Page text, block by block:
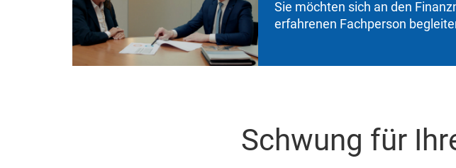
Sie möchten sich an den
erfahrenen Fachperson
Schwung für